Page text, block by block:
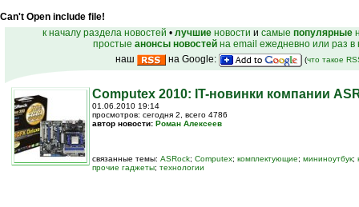
Can't Open include file!
к началу раздела новостей • лучшие новости и самые популярные
простые анонсы новостей на email ежедневно или раз
наш
на Google: (что такое
Computex 2010: IT-новинки компании
01.06.2010 19:14
просмотров: сегодня 2, всего 4786
автор новости: Роман Алексеев
связанные темы: ASRock; Computex; комплектующие; мининоутбук;
прочие гаджеты; технологии